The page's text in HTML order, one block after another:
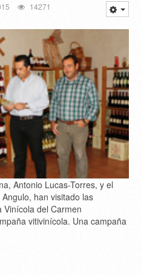
14271
Antonio Lucas-Torres, y el
han visitado las
Vinícola del Carmen
vitivinícola. Una campaña